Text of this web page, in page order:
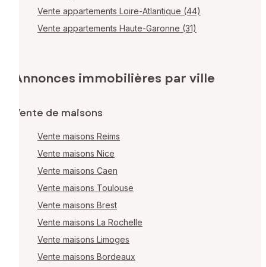
Vente appartements Loire-Atlantique (44)
Vente appartements Haute-Garonne (31)
Annonces immobilières par ville
Vente de maisons
Vente maisons Reims
Vente maisons Nice
Vente maisons Caen
Vente maisons Toulouse
Vente maisons Brest
Vente maisons La Rochelle
Vente maisons Limoges
Vente maisons Bordeaux